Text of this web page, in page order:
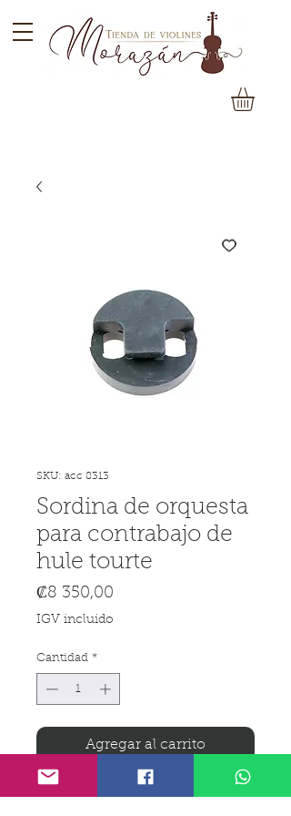
SKU: acc 8313
Sordina de orquesta
para contrabajo de
hule tourte
₡8 350,00
IGV incluido
Cantidad *
Agregar al carrito